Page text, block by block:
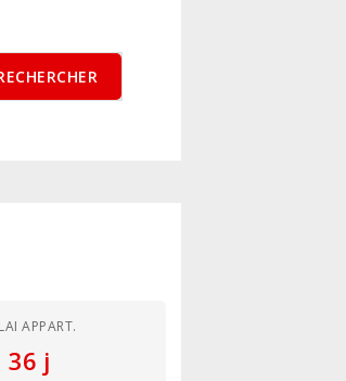
APPART.
36 j